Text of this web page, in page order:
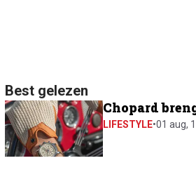
Best gelezen
Chopard
LIFESTYLE•01 aug,